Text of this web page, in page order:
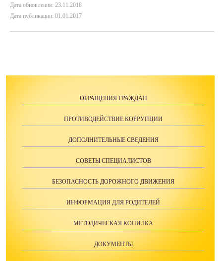
Дата обновления: 23.11.2018
Дата публикации: 01.01.2017
ОБРАЩЕНИЯ ГРАЖДАН
ПРОТИВОДЕЙСТВИЕ КОРРУПЦИИ
ДОПОЛНИТЕЛЬНЫЕ СВЕДЕНИЯ
СОВЕТЫ СПЕЦИАЛИСТОВ
БЕЗОПАСНОСТЬ ДОРОЖНОГО ДВИЖЕНИЯ
ИНФОРМАЦИЯ ДЛЯ РОДИТЕЛЕЙ
МЕТОДИЧЕСКАЯ КОПИЛКА
ДОКУМЕНТЫ